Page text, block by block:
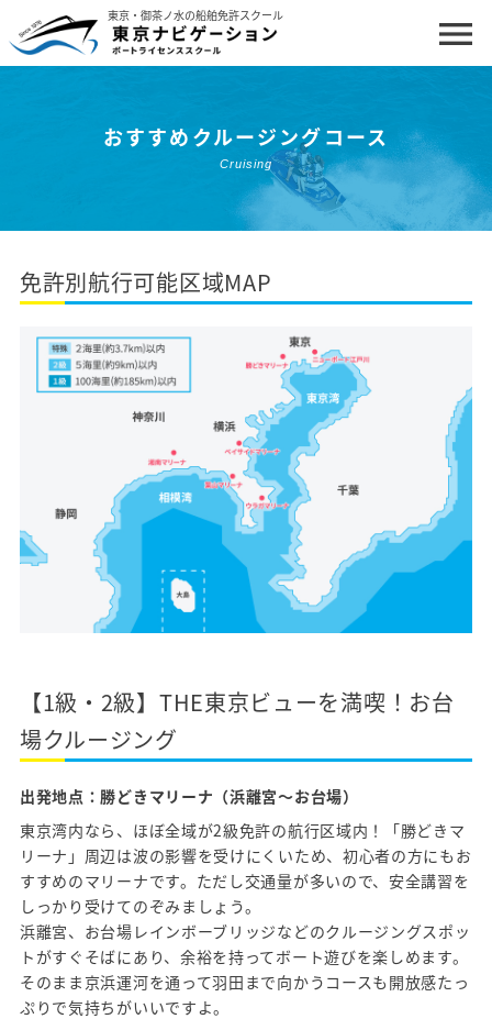
東京・御茶ノ水の船舶免許スクール menu
船舶免許について
コースと料金
講習・試験日程
更新・失効講習
クルージング体験・イベント
私たちについて
お問い合わせ・お申し込み
よくあるご質問
おすすめクルージングコース
レンタルボートのご案内
卒業生の声
アクセス
プライバシーポリシー
おすすめクルージングコース
Cruising
免許別航行可能区域MAP
【1級・2級】THE東京ビューを満喫！お台
場クルージング
出発地点：勝どきマリーナ（浜離宮〜お台場）
東京湾内なら、ほぼ全域が2級免許の航行区域内！「勝どきマ
リーナ」周辺は波の影響を受けにくいため、初心者の方にもお
すすめのマリーナです。ただし交通量が多いので、安全講習を
しっかり受けてのぞみましょう。
浜離宮、お台場レインボーブリッジなどのクルージングスポッ
トがすぐそばにあり、余裕を持ってボート遊びを楽しめます。
そのまま京浜運河を通って羽田まで向かうコースも開放感たっ
ぷりで気持ちがいいですよ。